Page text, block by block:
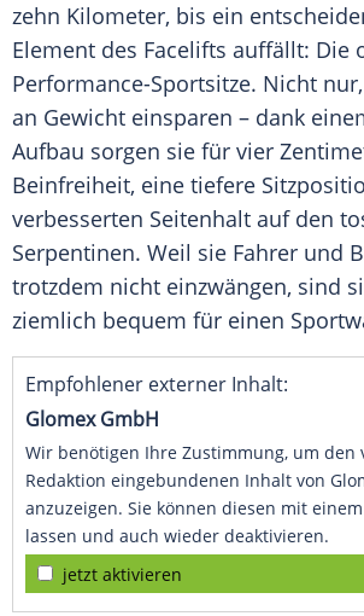
zehn Kilometer, bis ein
Element des Facelifts auffällt: Die
Performance-Sportsitze. Nicht
an Gewicht einsparen – dank
Aufbau sorgen sie für vier
Beinfreiheit, eine tiefere
verbesserten Seitenhalt auf den
Serpentinen. Weil sie Fahrer und
trotzdem nicht einzwängen, sind
ziemlich bequem für einen
Empfohlener externer Inhalt:
Glomex GmbH
Wir benötigen Ihre Zustimmung, um den
Redaktion eingebundenen Inhalt von
anzuzeigen. Sie können diesen mit
lassen und auch wieder deaktivieren.
jetzt aktivieren